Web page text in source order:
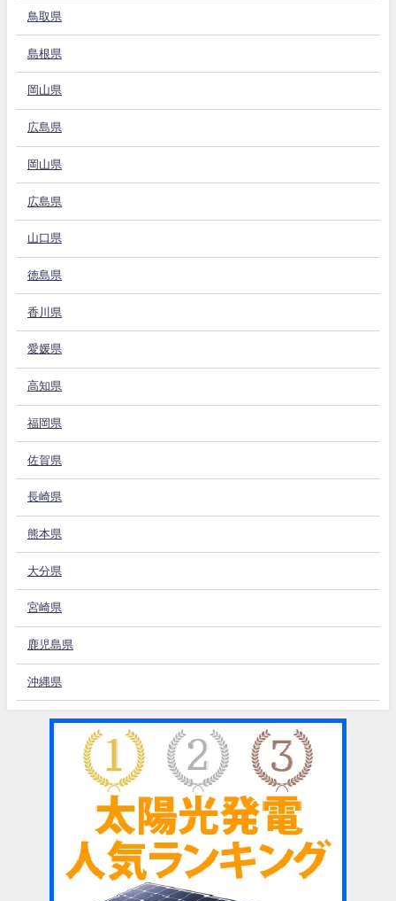
鳥取県
島根県
岡山県
広島県
岡山県
広島県
山口県
徳島県
香川県
愛媛県
高知県
福岡県
佐賀県
長崎県
熊本県
大分県
宮崎県
鹿児島県
沖縄県